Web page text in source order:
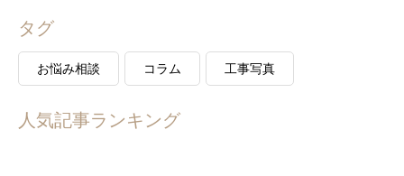
タグ
お悩み相談 コラム 工事写真
人気記事ランキング